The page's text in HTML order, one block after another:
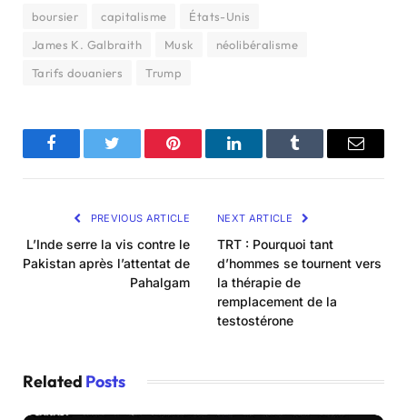
boursier capitalisme
États-Unis
James K. Galbraith
Musk
néolibéralisme
Tarifs douaniers
Trump
FacebookTwitter Pinterest LinkedInTumblr Email
PREVIOUS ARTICLE
L’Inde serre la vis contre le
Pakistan après l’attentat de
Pahalgam
NEXT ARTICLE
TRT : Pourquoi tant
d’hommes se tournent vers
la thérapie de
remplacement de la
testostérone
Related Posts